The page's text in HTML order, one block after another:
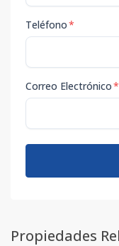
Teléfono*
Correo Electrónico*
Propiedades